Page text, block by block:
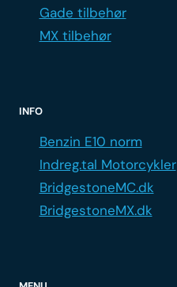
Gade tilbehør
MX tilbehør
INFO
Benzin E10 norm
Indreg.tal Motorcykler
BridgestoneMC.dk
BridgestoneMX.dk